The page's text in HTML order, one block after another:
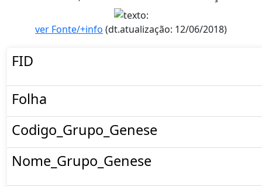
ver Fonte/+info (dt.atualização: 12/06/2018)
FID
Folha
Codigo_Grupo_Genese
Nome_Grupo_Genese